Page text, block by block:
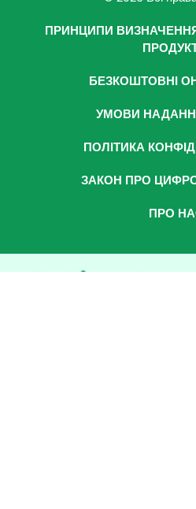
ПРИНЦИПИ
БЕЗКОШТОВНІ
УМОВИ
ПОЛІТИКА
ЗАКОН ПРО
ПРО